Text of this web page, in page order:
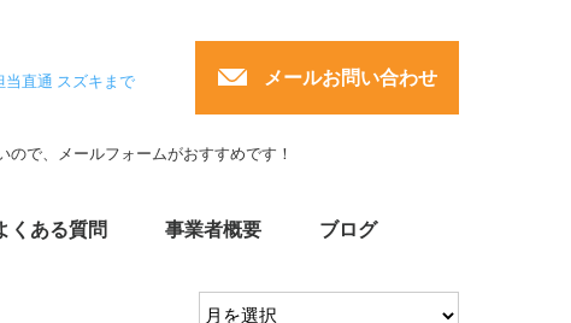
当直通 スズキまで メールお問い合わせ
で、メールフォームがおすすめです！
くある質問 事業者概要 ブログ